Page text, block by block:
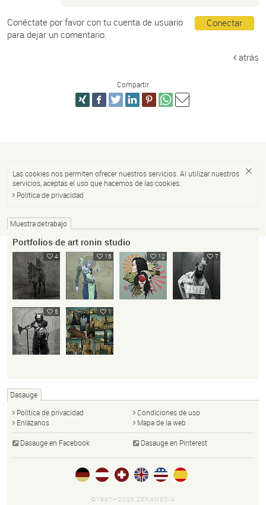
Conectar
Conéctate por favor con tu cuenta de usuario
para dejar un comentario.
atrás
Compartir
Las cookies nos permiten ofrecer nuestros servicios. Al utilizar nuestros
servicios, aceptas el uso que hacemos de las cookies.
Política de privacidad
Muestra de trabajo
Portfolios de art ronin studio
4 15 12 7
5 1
Dasauge
Política de privacidad
Condiciones de uso
Enlázanos
Mapa de la web
Dasauge en Facebook Dasauge en Pinterest
©1997—2026 ZERAMEDIA